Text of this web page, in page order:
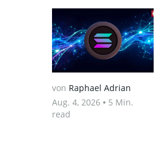
von Raphael Adrian
Aug. 4, 2026 • 5 Min.
read